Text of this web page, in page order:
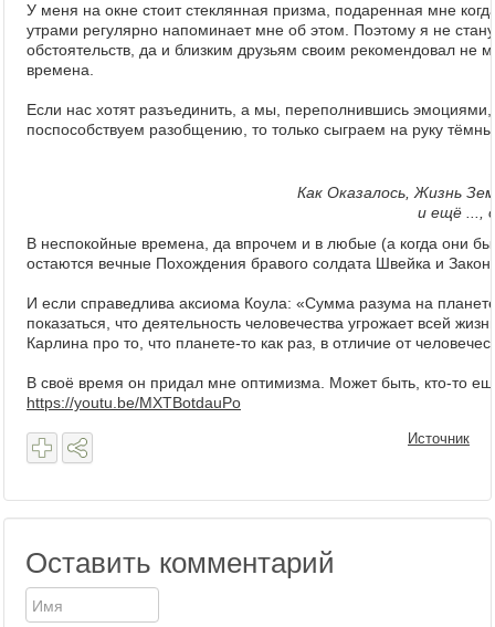
У меня на окне стоит стеклянная призма, подаренная мне
утрами регулярно напоминает мне об этом. Поэтому я не
обстоятельств, да и близким друзьям своим рекомендовал не
времена.
Если нас хотят разъединить, а мы, переполнившись
поспособствуем разобщению, то только сыграем на руку
Как Оказалось, Жизнь
и ещё ...,
В неспокойные времена, да впрочем и в любые (а когда они
остаются вечные Похождения бравого солдата Швейка и
И если справедлива аксиома Коула: «Сумма разума на
показаться, что деятельность человечества угрожает всей
Карлина про то, что планете-то как раз, в отличие от
В своё время он придал мне оптимизма. Может быть, кто-то
https://youtu.be/MXTBotdauPo
Источник
Оставить комментарий